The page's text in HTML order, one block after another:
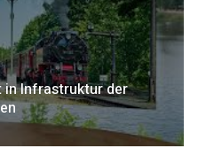
in Infrastruktur der